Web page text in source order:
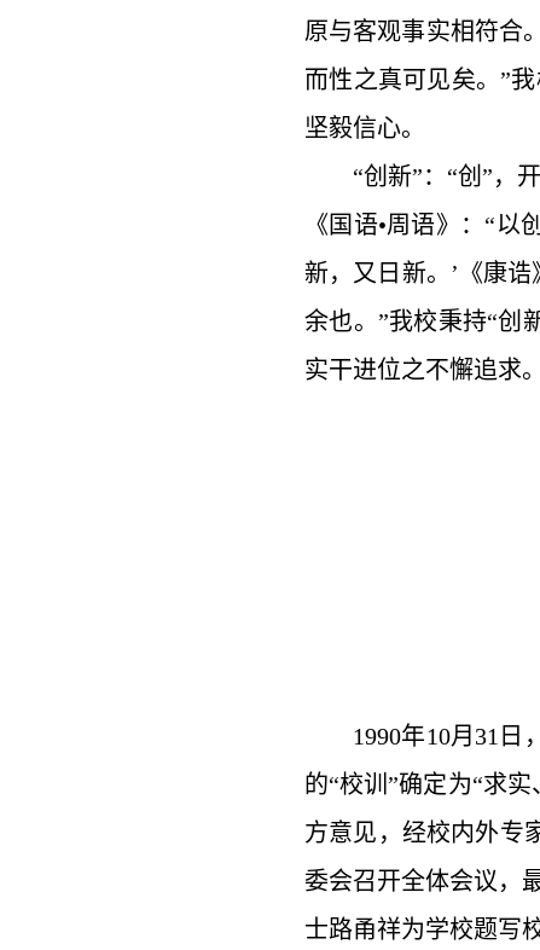
原与客观事实相符合
而性之真可见矣。”
坚毅信心。
“创新”：“创”，
《国语•周语》：“
新，又日新。’《康
余也。”我校秉持“创
实干进位之不懈追求。
1990年10月31
的“校训”确定为“求
方意见，经校内外专
委会召开全体会议，
士路甬祥为学校题写